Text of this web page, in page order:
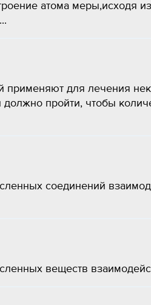
атома меры,исходя
применяют для лечения
должно пройти, чтобы
соединений
веществ